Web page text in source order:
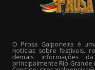
O Prosa Galponeira é
notícias sobre festivais,
demais informações
principalmente Rio Grande